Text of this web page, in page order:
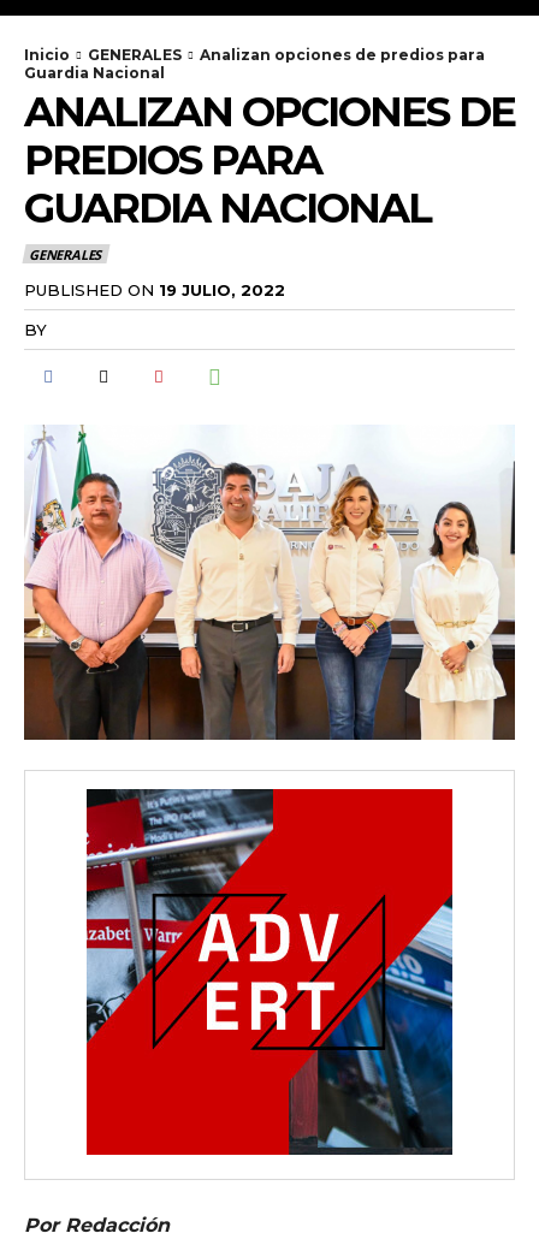
Inicio GENERALES
Analizan opciones de predios para
Guardia Nacional
ANALIZAN OPCIONES DE
PREDIOS PARA
GUARDIA NACIONAL
GENERALES
PUBLISHED ON 19 JULIO, 2022
BY
Por Redacción